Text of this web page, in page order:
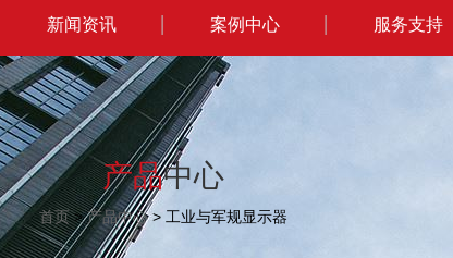
新闻资讯 案例中心 服务支持
产品中心
首页>产品中心> 工业与军规显示器